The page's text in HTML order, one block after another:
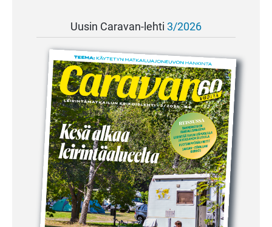
Uusin Caravan-lehti 3/2026